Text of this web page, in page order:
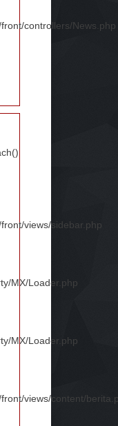
controllers/News.php
views/sidebar.php
MX/Loader.php
MX/Loader.php
views/content/